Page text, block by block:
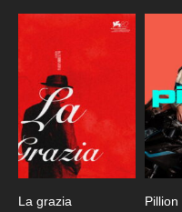
La grazia Pillion